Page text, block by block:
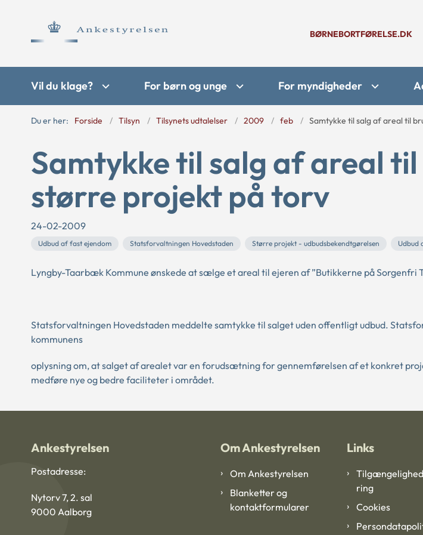
BØRNEBORTFØRELSE.DK
Vil du klage? For børn og unge For myndigheder
Du er her: Forside Tilsyn Tilsynets udtalelser 2009 feb Samtykke til salg af areal til
Samtykke til salg af areal
større projekt på torv
24-02-2009
Udbud af fast ejendom Statsforvaltningen Hovedstaden Større projekt - udbudsbekendtgørelsen Udbud
Lyngby-Taarbæk Kommune ønskede at sælge et areal til ejeren af ”Butikkerne på Sorgenfri
Statsforvaltningen Hovedstaden meddelte samtykke til salget uden offentligt udbud.
kommunens
oplysning om, at salget af arealet var en forudsætning for gennemførelsen af et konkret
medføre nye og bedre faciliteter i området.
Ankestyrelsen
Postadresse:
Nytorv 7, 2. sal
9000 Aalborg
Om Ankestyrelsen
Om Ankestyrelsen
Blanketter og
kontaktformularer
Links
ring
Cookies